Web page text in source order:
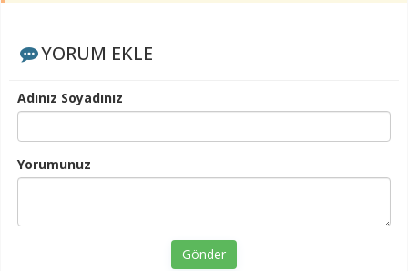
YORUM EKLE
Adınız Soyadınız
Yorumunuz
Gönder